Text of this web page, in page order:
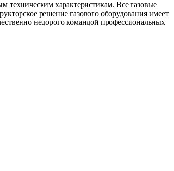
техническим характеристикам. Все газовые
решение газового оборудования имеет
недорого командой профессиональных